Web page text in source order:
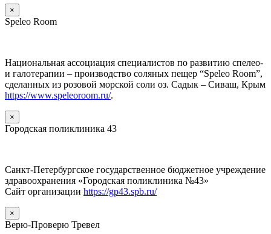
×
Speleo Room
Национальная ассоциация специалистов по развитию спелео-
и галотерапии – производство соляных пещер “Speleo Room”,
сделанных из розовой морской соли оз. Садык – Сиваш, Крым
https://www.speleoroom.ru/.
×
Городская поликлиника 43
Санкт-Петербургское государственное бюджетное учреждение
здравоохранения «Городская поликлиника №43»
Сайт организации https://gp43.spb.ru/
×
Верю-Проверю Тревел